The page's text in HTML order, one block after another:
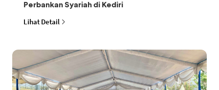
Perbankan Syariah di Kediri
Lihat Detail